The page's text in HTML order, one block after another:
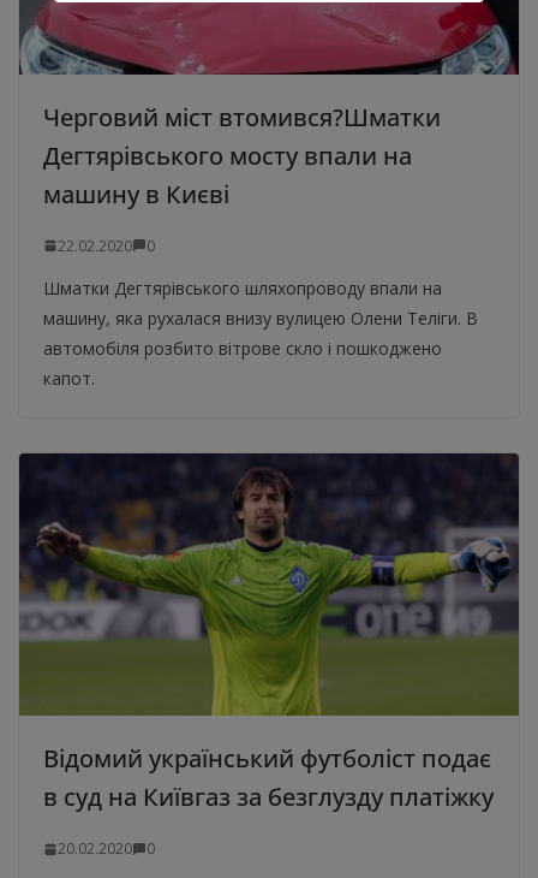
Черговий міст втомився?Шматки
Дегтярівського мосту впали на
машину в Києві
22.02.2020 0
Шматки Дегтярівського шляхопроводу впали на
машину, яка рухалася внизу вулицею Олени Теліги. В
автомобіля розбито вітрове скло і пошкоджено
капот.
Відомий український футболіст подає
в суд на Київгаз за безглузду платіжку
20.02.2020 0